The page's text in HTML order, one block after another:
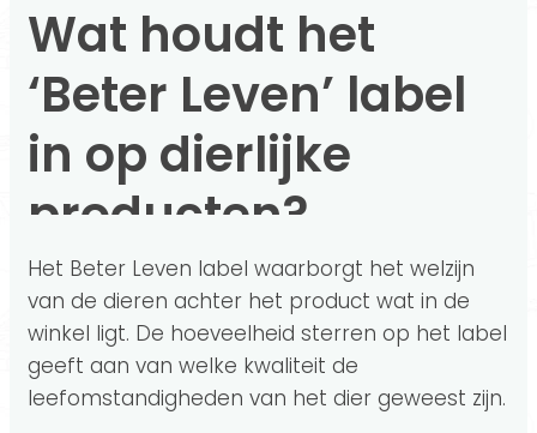
Wat houdt het
‘Beter Leven’ label
in op dierlijke
producten?
Het Beter Leven label waarborgt het welzijn
van de dieren achter het product wat in de
winkel ligt. De hoeveelheid sterren op het label
geeft aan van welke kwaliteit de
leefomstandigheden van het dier geweest zijn.